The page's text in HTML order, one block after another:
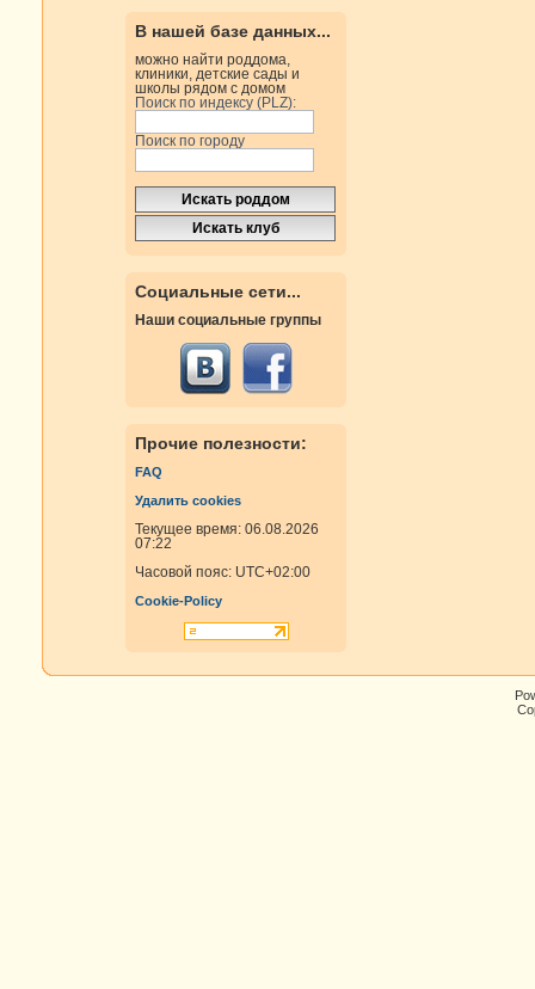
В нашей базе данных...
можно найти роддома,
клиники, детские сады и
школы рядом с домом
Поиск по индексу (PLZ):
Поиск по городу
Социальные сети...
Наши социальные группы
Прочие полезности:
FAQ
Удалить cookies
Текущее время: 06.08.2026
07:22
Часовой пояс: UTC+02:00
Cookie-Policy